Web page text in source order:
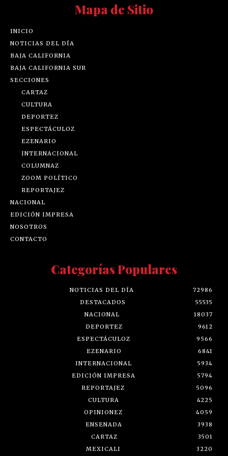
Mapa de Sitio
INICIO
NOTICIAS DEL DÍA
BAJA CALIFORNIA
BAJA CALIFORNIA SUR
SECCIONES
CARTAZ
CULTURA
DEPORTEZ
ESPECTÁCULOZ
EZENARIO
INTERNACIONAL
COLUMNAZ
ZOOM POLÍTICO
REPORTAJEZ
NACIONAL
EDICIÓN IMPRESA
NOSOTROS
CONTACTO
Categorías Populares
NOTICIAS DEL DÍA
72986
DESTACADOS
55535
NACIONAL
18037
DEPORTEZ
9612
ESPECTÁCULOZ
9566
EZENARIO
6841
INTERNACIONAL
5934
EDICIÓN IMPRESA
5794
REPORTAJEZ
5096
CULTURA
4225
OPINIONEZ
4059
ENSENADA
3938
CARTAZ
3501
MEXICALI
3220